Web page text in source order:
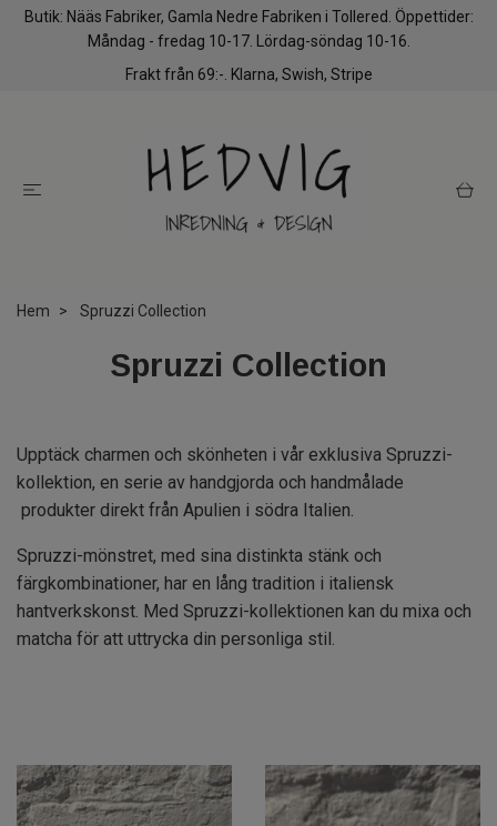
Butik: Nääs Fabriker, Gamla Nedre Fabriken i Tollered. Öppettider:
Måndag - fredag 10-17. Lördag-söndag 10-16.
Frakt från 69:-. Klarna, Swish, Stripe
Hem Spruzzi Collection
Spruzzi Collection
Upptäck charmen och skönheten i vår exklusiva Spruzzi-
kollektion, en serie av handgjorda och handmålade
produkter direkt från Apulien i södra Italien.
Spruzzi-mönstret, med sina distinkta stänk och
färgkombinationer, har en lång tradition i italiensk
hantverkskonst. Med Spruzzi-kollektionen kan du mixa och
matcha för att uttrycka din personliga stil.